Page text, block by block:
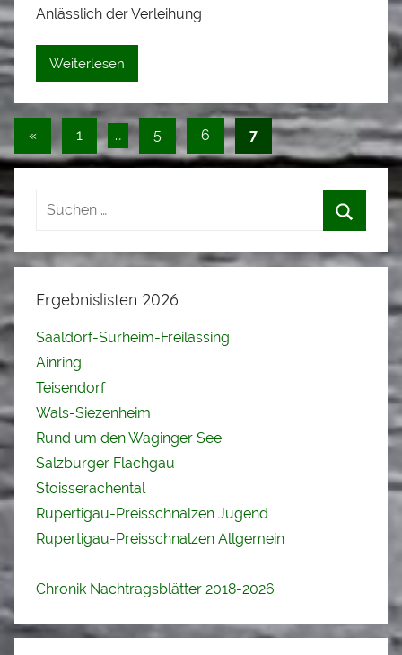
Anlässlich der Verleihung
Weiterlesen
Seitennummerierung
der
Beiträge
«Vorherige
Beiträge
1 … 5 6 7
Ergebnislisten 2026
Saaldorf-Surheim-Freilassing
Ainring
Teisendorf
Wals-Siezenheim
Rund um den Waginger See
Salzburger Flachgau
Stoisserachental
Rupertigau-Preisschnalzen Jugend
Rupertigau-Preisschnalzen Allgemein
Chronik Nachtragsblätter 2018-2026